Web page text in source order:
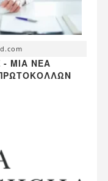
- ΜΙΑ ΝΈΑ